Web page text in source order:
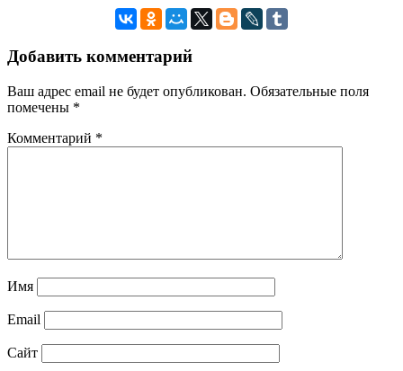
Добавить комментарий
Ваш адрес email не будет опубликован. Обязательные поля
помечены *
Комментарий *
Имя
Email
Сайт